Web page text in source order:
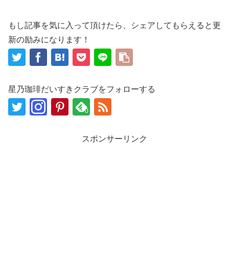
もし記事を気に入って頂けたら、シェアしてもらえると更
新の励みになります！
星乃珈琲だいすきクラブをフォローする
0
スポンサーリンク